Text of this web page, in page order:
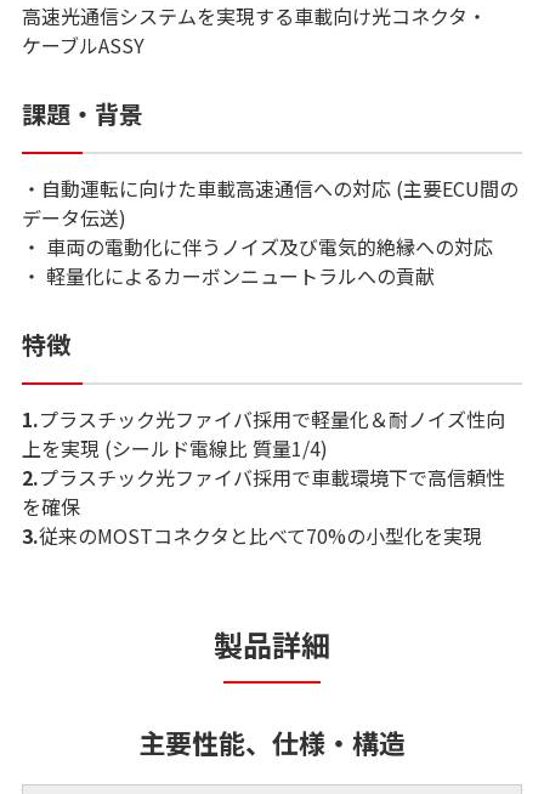
高速光通信システムを実現する車載向け光コネクタ・
ケーブルASSY
課題・背景
・自動運転に向けた車載高速通信への対応 (主要ECU間の
データ伝送)
・ 車両の電動化に伴うノイズ及び電気的絶縁への対応
・ 軽量化によるカーボンニュートラルへの貢献
特徴
1.プラスチック光ファイバ採用で軽量化＆耐ノイズ性向
上を実現 (シールド電線比 質量1/4)
2.プラスチック光ファイバ採用で車載環境下で高信頼性
を確保
3.従来のMOSTコネクタと比べて70%の小型化を実現
製品詳細
主要性能、仕様・構造